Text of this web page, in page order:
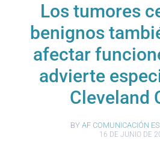
Los tumores
benignos
afectar
advierte
Cleveland
BY AF COMUNICACIÓN
16 DE JUNIO DE